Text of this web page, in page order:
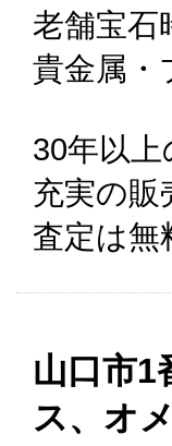
老舗宝石
貴金属・
30年以上
充実の販
査定は無
山口市1
ス、オ